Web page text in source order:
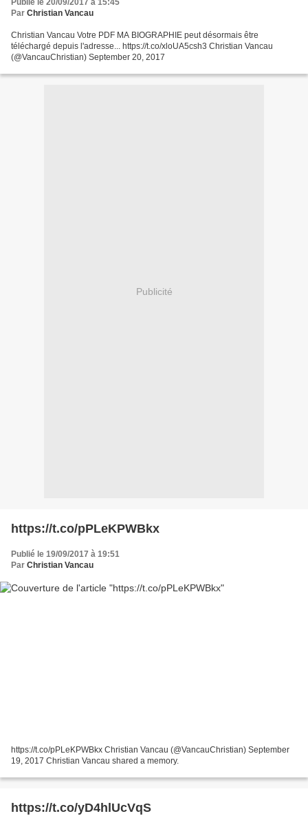
Publié le 20/09/2017 à 15:45
Par Christian Vancau
Christian Vancau Votre PDF MA BIOGRAPHIE peut désormais être
téléchargé depuis l'adresse... https://t.co/xloUA5csh3 Christian Vancau
(@VancauChristian) September 20, 2017
Publicité
https://t.co/pPLeKPWBkx
Publié le 19/09/2017 à 19:51
Par Christian Vancau
https://t.co/pPLeKPWBkx Christian Vancau (@VancauChristian) September
19, 2017 Christian Vancau shared a memory.
https://t.co/yD4hlUcVqS